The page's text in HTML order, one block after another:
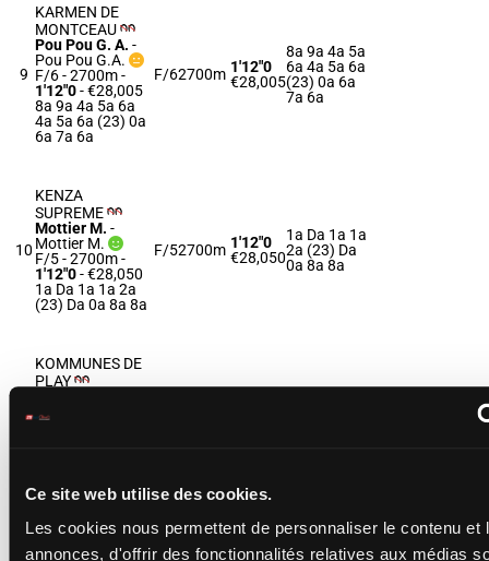
Ce site web utilise des cookies.
Les cookies nous permettent de personnaliser le contenu et
annonces, d'offrir des fonctionnalités relatives aux médias
9
KARMEN DE
MONTCEAU
Pou Pou G. A. -
Pou Pou G.A.
F/6 - 2700m-
1'12"0- €28,005
8a 9a 4a 5a 6a
4a 5a 6a (23) 0a
6a 7a 6a
F/62700m 1'12"0
€28,005
8a 9a 4a 5a
6a 4a 5a 6a
(23) 0a 6a
7a 6a
10
KENZA
SUPREME
Mottier M. -
Mottier M.
F/5 - 2700m-
1'12"0- €28,050
1a Da 1a 1a 2a
(23) Da 0a 8a 8a
F/52700m 1'12"0
€28,050
1a Da 1a 1a
2a (23) Da
0a 8a 8a
11
KOMMUNES DE
PLAY
Blandin F.
0a 9a 0a
KUBITSA